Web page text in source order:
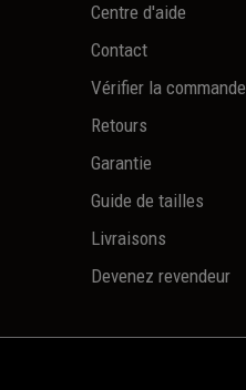
Centre d'aide
Contact
Vérifier la commande
Retours
Garantie
Guide de tailles
Livraisons
Devenez revendeur